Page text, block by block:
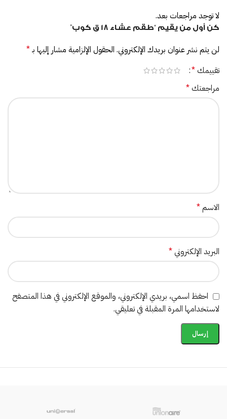
لا توجد مراجعات بعد.
كن أول من يقيم “طقم عشاء 18 ق كوب”
لن يتم نشر عنوان بريدك الإلكتروني. الحقول الإلزامية مشار إليها بـ*
تقييمك*
مراجعتك*
الاسم*
البريد الإلكتروني*
احفظ اسمي، بريدي الإلكتروني، والموقع الإلكتروني في هذا المتصفح
لاستخدامها المرة المقبلة في تعليقي.